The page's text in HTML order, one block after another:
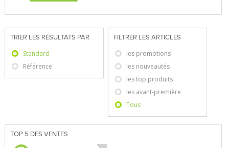
TRIER LES RÉSULTATS PAR
Standard
Référence
FILTRER LES ARTICLES
les promotions
les nouveautés
les top produits
les avant-première
Tous
TOP 5 DES VENTES